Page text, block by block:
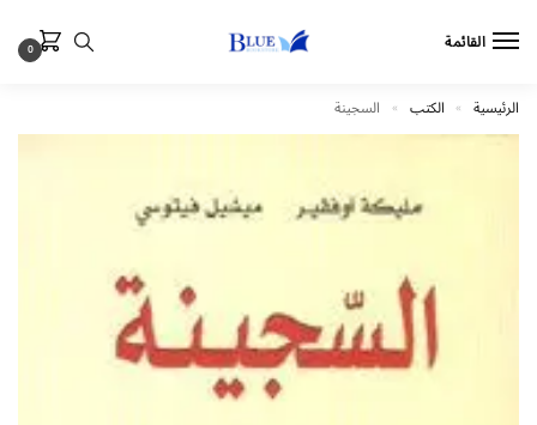
القائمة 0
الرئيسية » الكتب » السجينة